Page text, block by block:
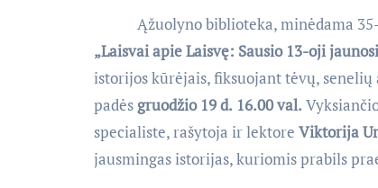
Ąžuolyno biblioteka, minėdama 35-
„Laisvai apie Laisvę: Sausio 13-oji
istorijos kūrėjais, fiksuojant tėvų,
padės gruodžio 19 d. 16.00 val.
specialiste, rašytoja ir lektore Viktorija
jausmingas istorijas, kuriomis prabils